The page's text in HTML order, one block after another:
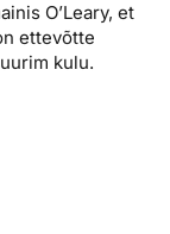
O’Leary, et
ettevõtte
kulu.